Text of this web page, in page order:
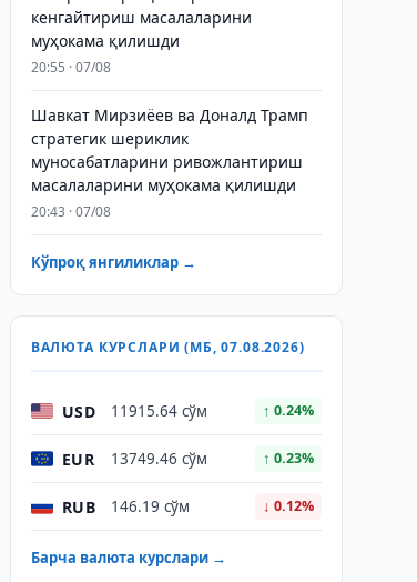
кенгайтириш масалаларини
муҳокама қилишди
20:55 · 07/08
Шавкат Мирзиёев ва Доналд Трамп
стратегик шериклик
муносабатларини ривожлантириш
масалаларини муҳокама қилишди
20:43 · 07/08
Кўпроқ янгиликлар →
ВАЛЮТА КУРСЛАРИ (МБ, 07.08.2026)
USD 11915.64 сўм ↑ 0.24%
EUR 13749.46 сўм ↑ 0.23%
RUB 146.19 сўм ↓ 0.12%
Барча валюта курслари →